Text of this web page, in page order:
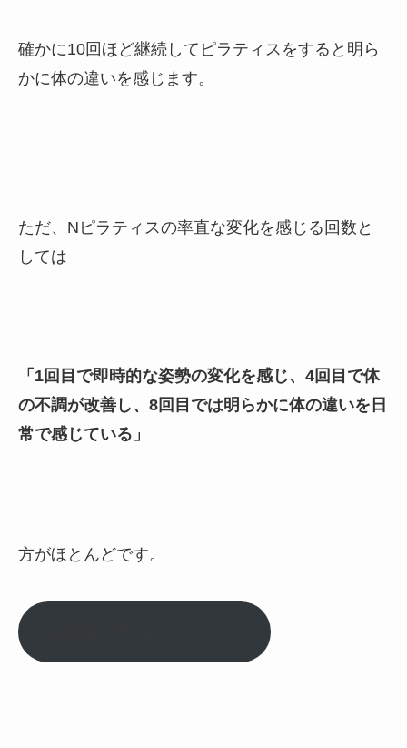
確かに10回ほど継続してピラティスをすると明ら
かに体の違いを感じます。
ただ、Nピラティスの率直な変化を感じる回数と
しては
「1回目で即時的な姿勢の変化を感じ、4回目で体
の不調が改善し、8回目では明らかに体の違いを日
常で感じている」
方がほとんどです。